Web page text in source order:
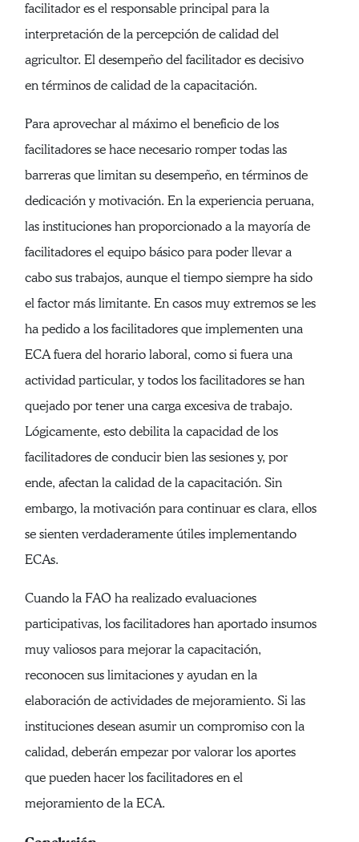
facilitador es el responsable principal para la
interpretación de la percepción de calidad del
agricultor. El desempeño del facilitador es decisivo
en términos de calidad de la capacitación.
Para aprovechar al máximo el beneficio de los
facilitadores se hace necesario romper todas las
barreras que limitan su desempeño, en términos de
dedicación y motivación. En la experiencia peruana,
las instituciones han proporcionado a la mayoría de
facilitadores el equipo básico para poder llevar a
cabo sus trabajos, aunque el tiempo siempre ha sido
el factor más limitante. En casos muy extremos se les
ha pedido a los facilitadores que implementen una
ECA fuera del horario laboral, como si fuera una
actividad particular, y todos los facilitadores se han
quejado por tener una carga excesiva de trabajo.
Lógicamente, esto debilita la capacidad de los
facilitadores de conducir bien las sesiones y, por
ende, afectan la calidad de la capacitación. Sin
embargo, la motivación para continuar es clara, ellos
se sienten verdaderamente útiles implementando
ECAs.
Cuando la FAO ha realizado evaluaciones
participativas, los facilitadores han aportado insumos
muy valiosos para mejorar la capacitación,
reconocen sus limitaciones y ayudan en la
elaboración de actividades de mejoramiento. Si las
instituciones desean asumir un compromiso con la
calidad, deberán empezar por valorar los aportes
que pueden hacer los facilitadores en el
mejoramiento de la ECA.